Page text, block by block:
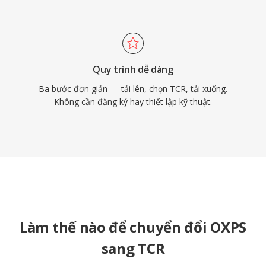
Quy trình dễ dàng
Ba bước đơn giản — tải lên, chọn TCR, tải xuống.
Không cần đăng ký hay thiết lập kỹ thuật.
Làm thế nào để chuyển đổi OXPS
sang TCR